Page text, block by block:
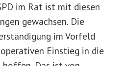
im Rat ist mit diesen
gewachsen. Die
im Vorfeld
Einstieg in die